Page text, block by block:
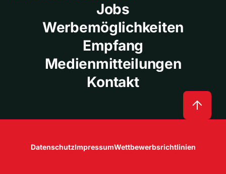
Jobs
Werbemöglichkeiten
Empfang
Medienmitteilungen
Kontakt
DatenschutzImpressumWettbewerbsrichtlinien